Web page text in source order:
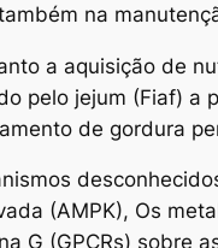
na
a aquisição de
pelo jejum (Fiaf) a
de gordura
(AMPK), Os
G (GPCRs) sobre